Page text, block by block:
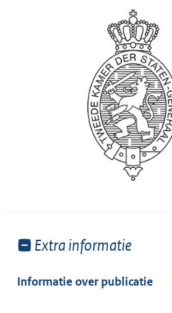
Toon
van:
Extra informatie
Informatie over publicatie